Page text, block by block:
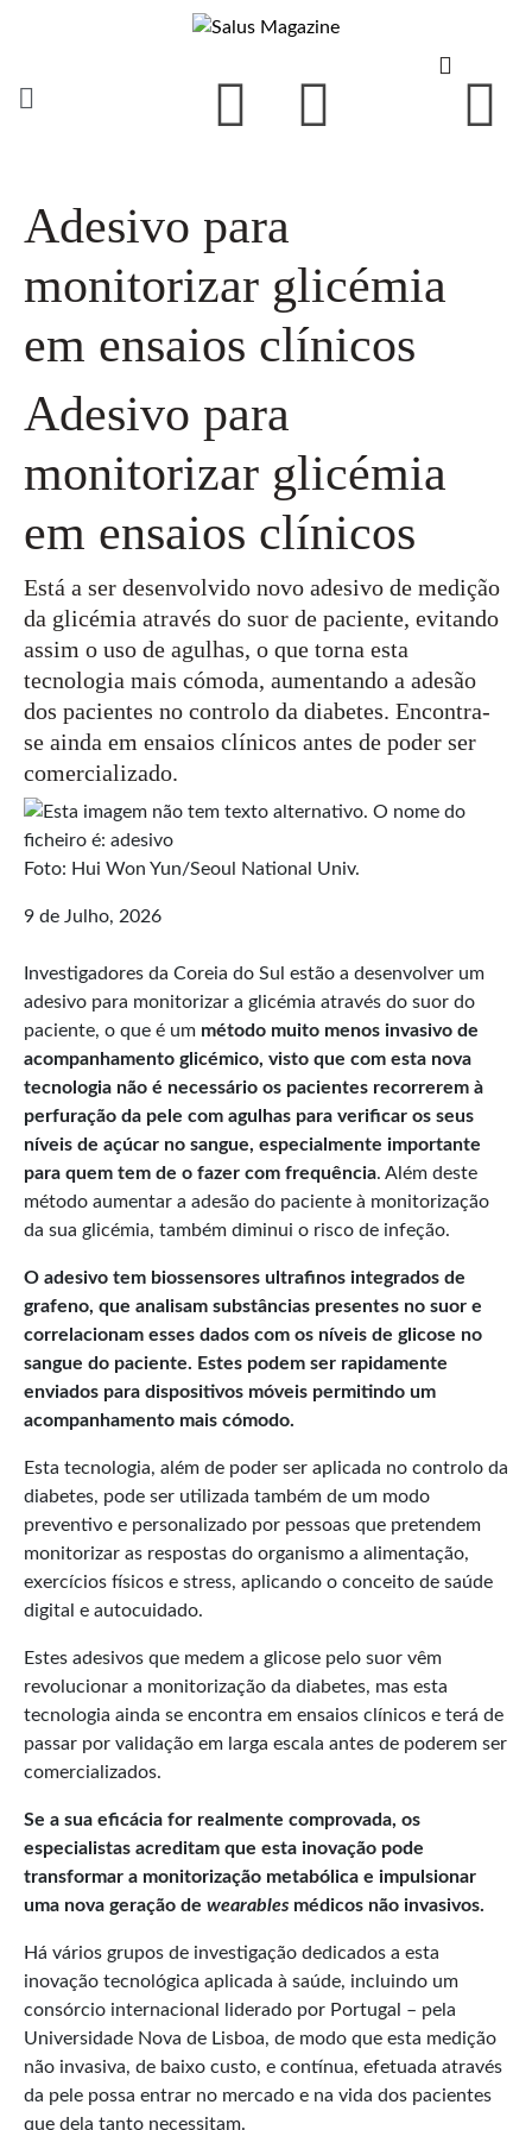
Adesivo para
monitorizar glicémia
em ensaios clínicos
Adesivo para
monitorizar glicémia
em ensaios clínicos
Está a ser desenvolvido novo adesivo de medição
da glicémia através do suor de paciente, evitando
assim o uso de agulhas, o que torna esta
tecnologia mais cómoda, aumentando a adesão
dos pacientes no controlo da diabetes. Encontra-
se ainda em ensaios clínicos antes de poder ser
comercializado.
Foto: Hui Won Yun/Seoul National Univ.
9 de Julho, 2026
Investigadores da Coreia do Sul estão a desenvolver um
adesivo para monitorizar a glicémia através do suor do
paciente, o que é um método muito menos invasivo de
acompanhamento glicémico, visto que com esta nova
tecnologia não é necessário os pacientes recorrerem à
perfuração da pele com agulhas para verificar os seus
níveis de açúcar no sangue, especialmente importante
para quem tem de o fazer com frequência. Além deste
método aumentar a adesão do paciente à monitorização
da sua glicémia, também diminui o risco de infeção.
O adesivo tem biossensores ultrafinos integrados de
grafeno, que analisam substâncias presentes no suor e
correlacionam esses dados com os níveis de glicose no
sangue do paciente. Estes podem ser rapidamente
enviados para dispositivos móveis permitindo um
acompanhamento mais cómodo.
Esta tecnologia, além de poder ser aplicada no controlo da
diabetes, pode ser utilizada também de um modo
preventivo e personalizado por pessoas que pretendem
monitorizar as respostas do organismo a alimentação,
exercícios físicos e stress, aplicando o conceito de saúde
digital e autocuidado.
Estes adesivos que medem a glicose pelo suor vêm
revolucionar a monitorização da diabetes, mas esta
tecnologia ainda se encontra em ensaios clínicos e terá de
passar por validação em larga escala antes de poderem ser
comercializados.
Se a sua eficácia for realmente comprovada, os
especialistas acreditam que esta inovação pode
transformar a monitorização metabólica e impulsionar
uma nova geração de wearables médicos não invasivos.
Há vários grupos de investigação dedicados a esta
inovação tecnológica aplicada à saúde, incluindo um
consórcio internacional liderado por Portugal – pela
Universidade Nova de Lisboa, de modo que esta medição
não invasiva, de baixo custo, e contínua, efetuada através
da pele possa entrar no mercado e na vida dos pacientes
que dela tanto necessitam.